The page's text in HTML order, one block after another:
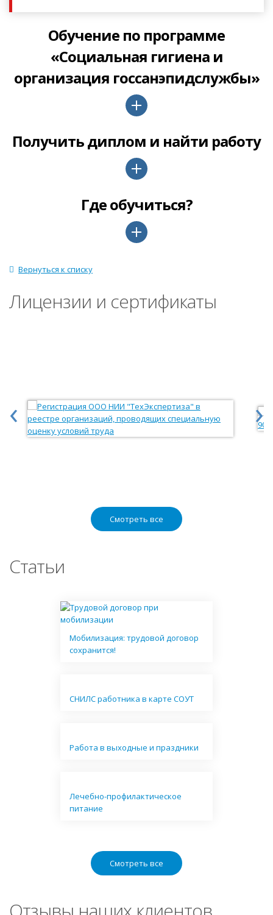
Обучение по программе
«Социальная гигиена и
организация госсанэпидслужбы»
Получить диплом и найти работу
Где обучиться?
Вернуться к списку
Лицензии и сертификаты
‹ ›
Смотреть все
Статьи
Мобилизация: трудовой договор
сохранится!
СНИЛС работника в карте СОУТ
Работа в выходные и праздники
Лечебно-профилактическое
питание
Смотреть все